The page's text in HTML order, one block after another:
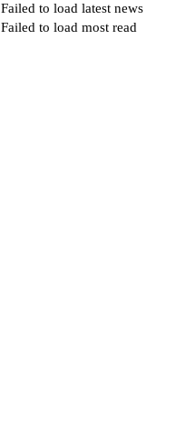
Failed to load latest news
Failed to load most read